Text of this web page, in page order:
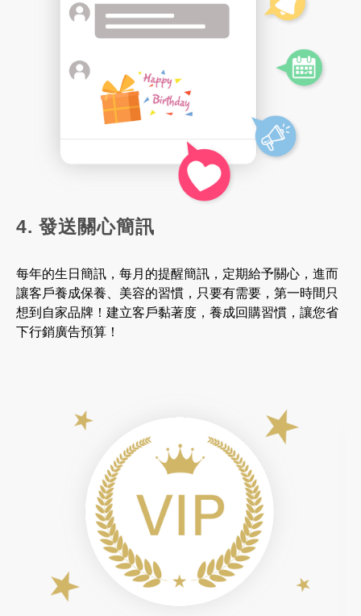
4. 發送關心簡訊
每年的生日簡訊，每月的提醒簡訊，定期給予關心，進而
讓客戶養成保養、美容的習慣，只要有需要，第一時間只
想到自家品牌！建立客戶黏著度，養成回購習慣，讓您省
下行銷廣告預算！